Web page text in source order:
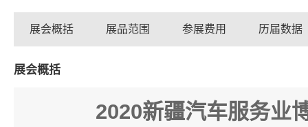
展会概括 展品范围 参展费用 历届数据
展会概括
2020新疆汽车服务业